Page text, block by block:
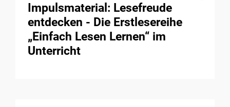
Impulsmaterial: Lesefreude
entdecken - Die Erstlesereihe
„Einfach Lesen Lernen“ im
Unterricht